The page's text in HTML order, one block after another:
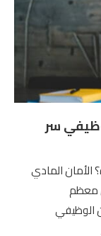
سر
المادي
معظم
الوظيفي